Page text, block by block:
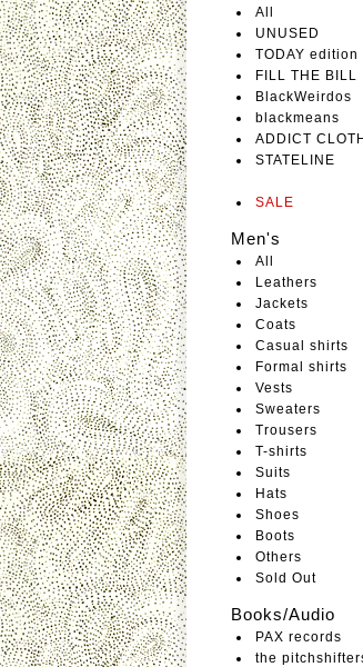
All
UNUSED
TODAY edition
FILL THE BILL
BlackWeirdos
blackmeans
ADDICT
STATELINE
SALE
Men's
All
Leathers
Jackets
Coats
Casual shirts
Formal shirts
Vests
Sweaters
Trousers
T-shirts
Suits
Hats
Shoes
Boots
Others
Sold Out
Books/Audio
PAX records
the